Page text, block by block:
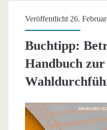
Veröffentlicht 26.
Buchtipp:
Handbuch